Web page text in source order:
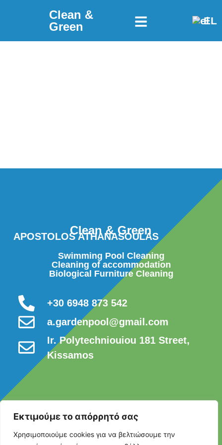
Εκτιμούμε το απόρρητό σας
Χρησιμοποιούμε cookies για να βελτιώσουμε την
Clean &
Green
EL
Clean & Green
APOSTOLOS ATHANASOULAS
Swimming Pool Cleaning
Cleaning of accommodation
Biological Furniture Cleaning
+30 6948 873 542
a.gardenpool@gmail.com
Ir. Polytechniouiou 181 Street,
Kissamos